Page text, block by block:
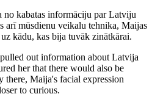
kabatas informāciju par Latviju
arī mūsdienu veikalu tehnika, Maijas
kādu, kas bija tuvāk zinātkārai.
out information about Latvija
her that there would also be
there, Maija's facial expression
to curious.